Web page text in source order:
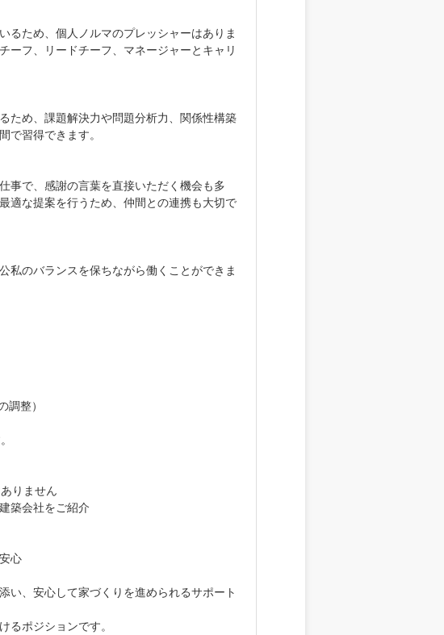
るため、個人ノルマのプレッシャーはありま
ーフ、リードチーフ、マネージャーとキャリ
ため、課題解決力や問題分析力、関係性構築
習得できます。
事で、感謝の言葉を直接いただく機会も多
適な提案を行うため、仲間との連携も大切で
私のバランスを保ちながら働くことができま
整）
りません
築会社をご紹介
心
い、安心して家づくりを進められるサポート
ポジションです。